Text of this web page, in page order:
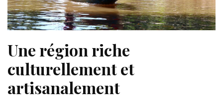
Une région riche
culturellement et
artisanalement